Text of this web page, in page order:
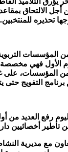
أجل الالتحاق
تحذيره للمنتخبين.
المؤسسات
لليوم الأول فهي
من المؤسسات،
التفويج حتى
رفع العديد من
تأطير أخصائيين
مع مديرية